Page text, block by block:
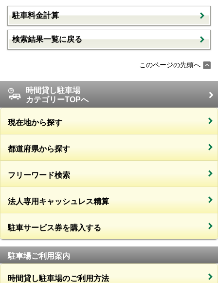
駐車料金計算
検索結果一覧に戻る
このページの先頭へ
時間貸し駐車場
カテゴリーTOPへ
現在地から探す
都道府県から探す
フリーワード検索
法人専用キャッシュレス精算
駐車サービス券を購入する
駐車場ご利用案内
時間貸し駐車場のご利用方法